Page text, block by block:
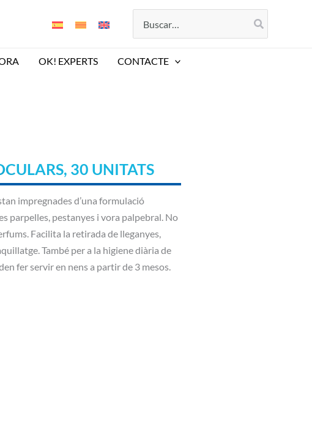
for:
OK! EXPERTS CONTACTE
30 UNITATS
impregnades d’una formulació
parpelles, pestanyes i vora palpebral. No
Facilita la retirada de lleganyes,
També per a la higiene diària de
fer servir en nens a partir de 3 mesos.